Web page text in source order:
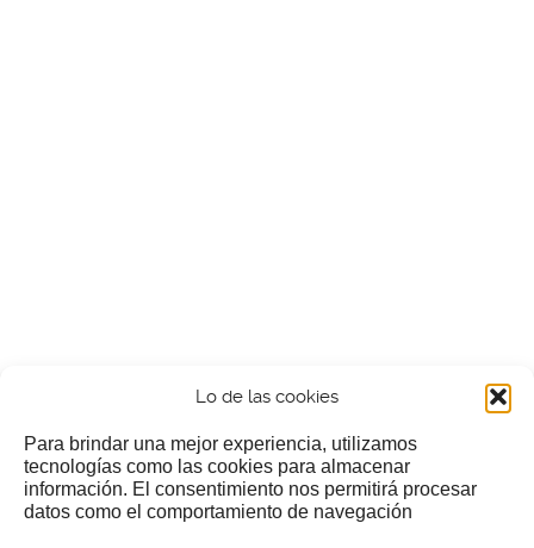
Lo de las cookies
Para brindar una mejor experiencia, utilizamos
tecnologías como las cookies para almacenar
información. El consentimiento nos permitirá procesar
datos como el comportamiento de navegación
¿Nos invitas a un cafecillo?